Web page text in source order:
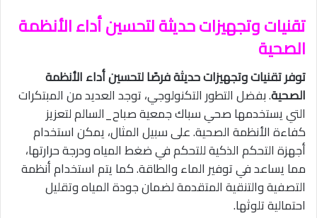
تقنيات وتجهيزات حديثة لتحسين أداء الأنظمة
الصحية
توفر تقنيات وتجهيزات حديثة فرصًا لتحسين أداء الأنظمة
الصحية. بفضل التطور التكنولوجي، توجد العديد من المبتكرات
التي يستخدمها صحي سباك جمعية صباح_السالم لتعزيز
كفاءة الأنظمة الصحية. على سبيل المثال، يمكن استخدام
أجهزة التحكم الذكية للتحكم في ضغط المياه ودرجة حرارتها،
مما يساعد في توفير الماء والطاقة. كما يتم استخدام أنظمة
التصفية والتنقية المتقدمة لضمان جودة المياه وتقليل
احتمالية تلوثها.